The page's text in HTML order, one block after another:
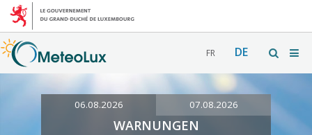
FR DE
06.08.2026 07.08.2026
WARNUNGEN